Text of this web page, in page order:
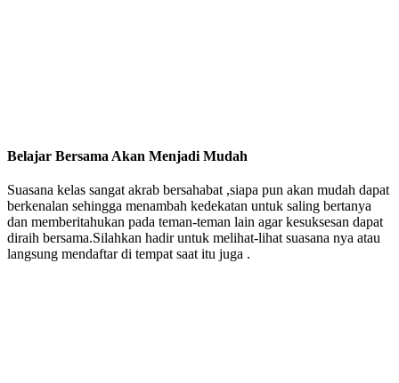
Belajar Bersama Akan Menjadi Mudah
Suasana kelas sangat akrab bersahabat ,siapa pun akan mudah dapat
berkenalan sehingga menambah kedekatan untuk saling bertanya
dan memberitahukan pada teman-teman lain agar kesuksesan dapat
diraih bersama.Silahkan hadir untuk melihat-lihat suasana nya atau
langsung mendaftar di tempat saat itu juga .